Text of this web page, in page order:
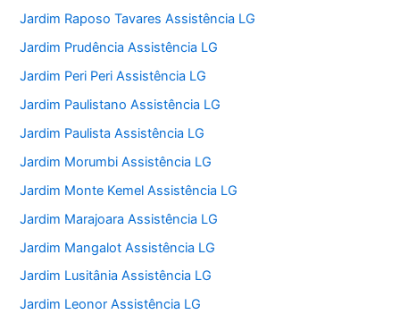
Jardim Raposo Tavares Assistência LG
Jardim Prudência Assistência LG
Jardim Peri Peri Assistência LG
Jardim Paulistano Assistência LG
Jardim Paulista Assistência LG
Jardim Morumbi Assistência LG
Jardim Monte Kemel Assistência LG
Jardim Marajoara Assistência LG
Jardim Mangalot Assistência LG
Jardim Lusitânia Assistência LG
Jardim Leonor Assistência LG